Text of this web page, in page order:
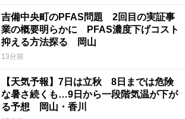
吉備中央町のPFAS問題 2回目の実証事
業の概要明らかに PFAS濃度下げコスト
抑える方法探る 岡山
13分前
【天気予報】7日は立秋 8日までは危険
な暑さ続くも…9日から一段階気温が下が
る予想 岡山・香川